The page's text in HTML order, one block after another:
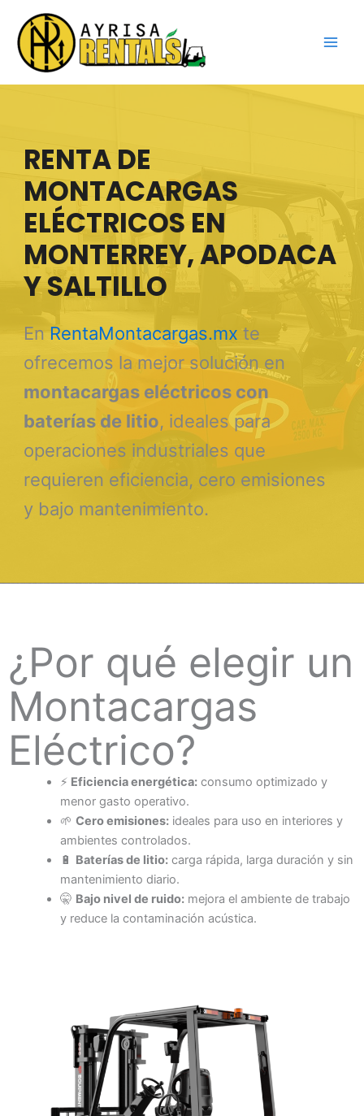
contenido
RENTA DE
MONTACARGAS
ELÉCTRICOS EN
MONTERREY, APODACA
Y SALTILLO
En RentaMontacargas.mx te
ofrecemos la mejor solución en
montacargas eléctricos con
baterías de litio, ideales para
operaciones industriales que
requieren eficiencia, cero emisiones
y bajo mantenimiento.
¿Por qué elegir un
Montacargas
Eléctrico?
⚡ Eficiencia energética:consumo optimizado y
menor gasto operativo.
🌱 Cero emisiones:ideales para uso en interiores y
ambientes controlados.
🔋 Baterías de litio:carga rápida, larga duración y sin
mantenimiento diario.
🤫 Bajo nivel de ruido:mejora el ambiente de trabajo
y reduce la contaminación acústica.